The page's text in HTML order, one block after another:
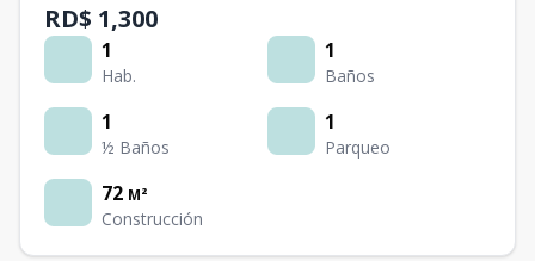
RD$ 1,300
1
Hab.
1
Baños
1
½ Baños
1
Parqueo
72 M²
Construcción